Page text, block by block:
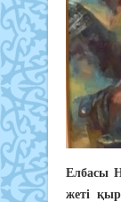
Eлбacы
жeтi